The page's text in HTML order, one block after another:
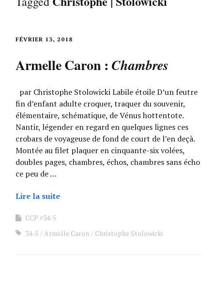
FÉVRIER 13, 2018
Armelle Caron : Chambres
par Christophe Stolowicki Labile étoile D’un feutre
fin d’enfant adulte croquer, traquer du souvenir,
élémentaire, schématique, de Vénus hottentote.
Nantir, légender en regard en quelques lignes ces
crobars de voyageuse de fond de court de l’en deçà.
Montée au filet plaquer en cinquante-six volées,
doubles pages, chambres, échos, chambres sans écho
ce peu de …
Lire la suite
CCP #34-5
34-5
Armelle Caron Christophe Stolowicki